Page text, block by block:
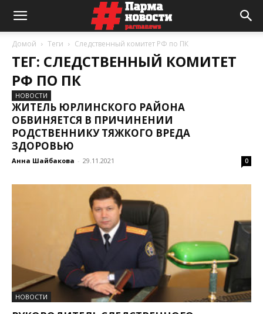
Домой Теги Следственный комитет РФ по ПК
ТЕГ: СЛЕДСТВЕННЫЙ КОМИТЕТ
РФ ПО ПК
НОВОСТИ
ЖИТЕЛЬ ЮРЛИНСКОГО РАЙОНА
ОБВИНЯЕТСЯ В ПРИЧИНЕНИИ
РОДСТВЕННИКУ ТЯЖКОГО ВРЕДА
ЗДОРОВЬЮ
Анна Шайбакова - 29.11.2021 0
НОВОСТИ